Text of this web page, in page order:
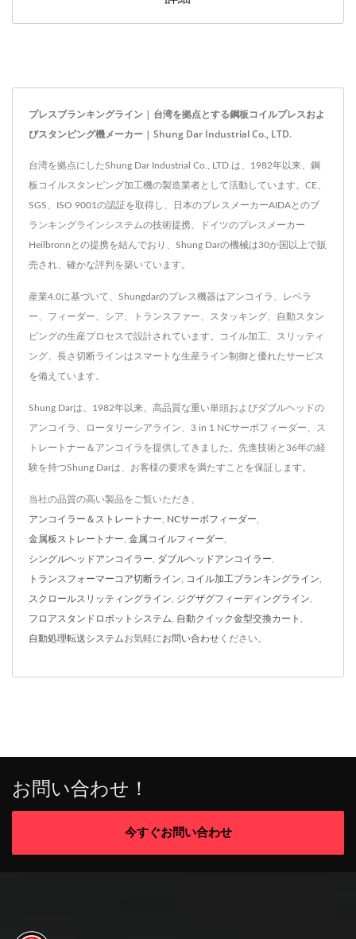
プレスブランキングライン | 台湾を拠点とする鋼板コイルプレスおよ
びスタンピング機メーカー | Shung Dar Industrial Co., LTD.
台湾を拠点にしたShung Dar Industrial Co., LTD.は、1982年以来、鋼
板コイルスタンピング加工機の製造業者として活動しています。CE、
SGS、ISO 9001の認証を取得し、日本のプレスメーカーAIDAとのブ
ランキングラインシステムの技術提携、ドイツのプレスメーカー
Heilbronnとの提携を結んでおり、Shung Darの機械は30か国以上で販
売され、確かな評判を築いています。
産業4.0に基づいて、Shungdarのプレス機器はアンコイラ、レベラ
ー、フィーダー、シア、トランスファー、スタッキング、自動スタン
ピングの生産プロセスで設計されています。コイル加工、スリッティ
ング、長さ切断ラインはスマートな生産ライン制御と優れたサービス
を備えています。
Shung Darは、1982年以来、高品質な重い単頭およびダブルヘッドの
アンコイラ、ロータリーシアライン、3 in 1 NCサーボフィーダー、ス
トレートナー＆アンコイラを提供してきました。先進技術と36年の経
験を持つShung Darは、お客様の要求を満たすことを保証します。
当社の品質の高い製品をご覧いただき、
アンコイラー＆ストレートナー NCサーボフィーダー
金属板ストレートナー 金属コイルフィーダー
シングルヘッドアンコイラー ダブルヘッドアンコイラー
トランスフォーマーコア切断ライン コイル加工ブランキングライン
スクロールスリッティングライン ジグザグフィーディングライン
フロアスタンドロボットシステム 自動クイック金型交換カート
自動処理転送システムお気軽にお問い合わせ ください。
お問い合わせ！
今すぐお問い合わせ